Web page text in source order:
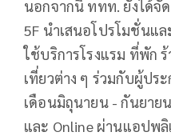
นอกจากนี้ ททท. ยังได้จั
5F นำเสนอโปรโมชั่นแ
ใช้บริการโรงแรม ที่พัก
เที่ยวต่าง ๆ ร่วมกับผู้ปร
เดือนมิถุนายน - กันยาย
และ Online ผ่านแอปพ